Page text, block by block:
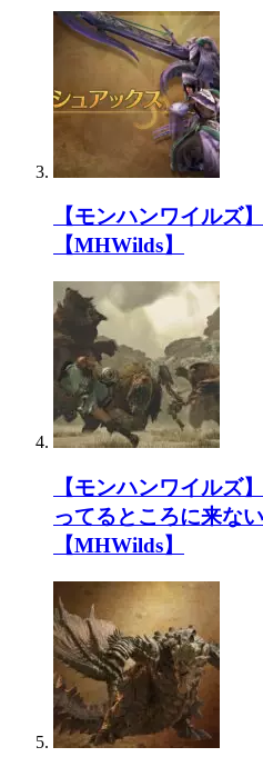
【モンハンワイルズ
【MHWilds】
【モンハンワイルズ
ってるところに来な
【MHWilds】